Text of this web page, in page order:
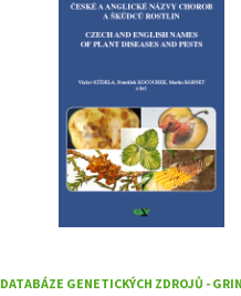
DATABÁZE GENETICKÝCH ZDROJŮ -